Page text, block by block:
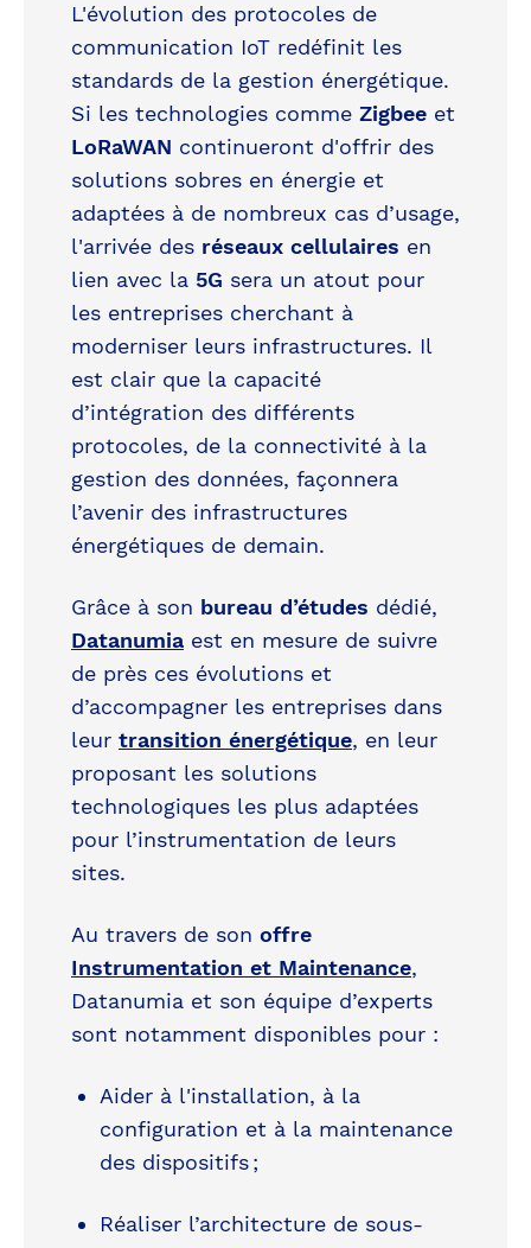
L'évolution des protocoles de
communication IoT redéfinit les
standards de la gestion énergétique.
Si les technologies comme Zigbee et
LoRaWAN continueront d'offrir des
solutions sobres en énergie et
adaptées à de nombreux cas d’usage,
l'arrivée des réseaux cellulaires en
lien avec la 5G sera un atout pour
les entreprises cherchant à
moderniser leurs infrastructures. Il
est clair que la capacité
d’intégration des différents
protocoles, de la connectivité à la
gestion des données, façonnera
l’avenir des infrastructures
énergétiques de demain.
Grâce à son bureau d’études dédié,
Datanumia est en mesure de suivre
de près ces évolutions et
d’accompagner les entreprises dans
leur transition énergétique, en leur
proposant les solutions
technologiques les plus adaptées
pour l’instrumentation de leurs
sites.
Au travers de son offre
Instrumentation et Maintenance,
Datanumia et son équipe d’experts
sont notamment disponibles pour :
Aider à l'installation, à la
configuration et à la maintenance
des dispositifs ;
Réaliser l’architecture de sous-